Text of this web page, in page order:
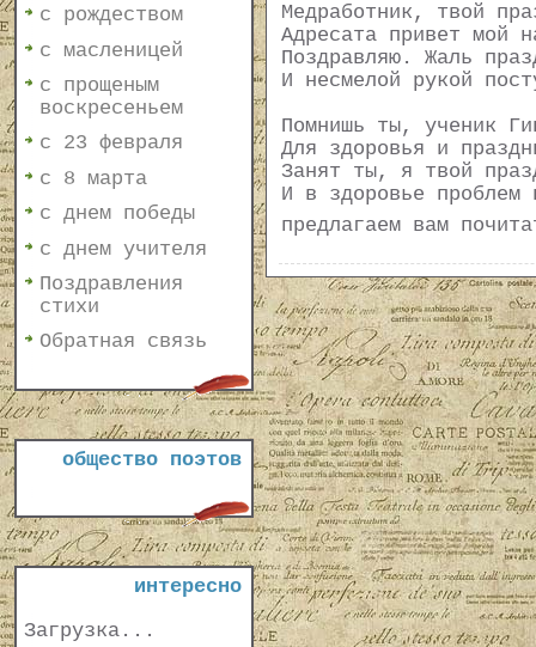
с рождеством
с масленицей
с прощеным
воскресеньем
с 23 февраля
с 8 марта
с днем победы
с днем учителя
Поздравления
стихи
Обратная связь
общество поэтов
интересно
Загрузка...
Медработник, твой
Адресата привет мой
Поздравляю. Жаль
И несмелой рукой
Помнишь ты, ученик
Для здоровья и
Занят ты, я твой
И в здоровье проблем
предлагаем вам